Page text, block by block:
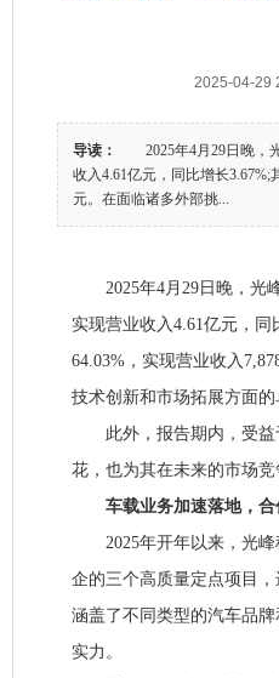
2025-04-29
导读：
2025年4月29日晚，光
收入4.61亿元，同比增长
元。在面临诸多外部挑...
2025年4月29日晚，光峰
实现营业收入4.61亿元，
64.03%，实现营业收入
技术创新和市场拓展方面的
此外，报告期内，受益
花，也为其在未来的市场竞
车载业务加速落地，合
2025年开年以来，光峰
企的三个高质量定点项目
涵盖了不同类型的汽车品
实力。